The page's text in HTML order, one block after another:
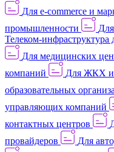
Для e-commerce и
промышленности
Телеком-инфраструктура
Для медицинских
компаний
Для ЖКХ и
образовательных
управляющих компаний
контактных центров
провайдеров
Для